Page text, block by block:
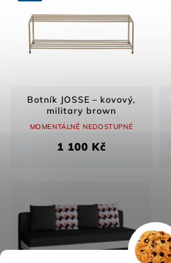
Botník JOSSE – kovový,
military brown
MOMENTÁLNĚ NEDOSTUPNÉ
1 100 Kč